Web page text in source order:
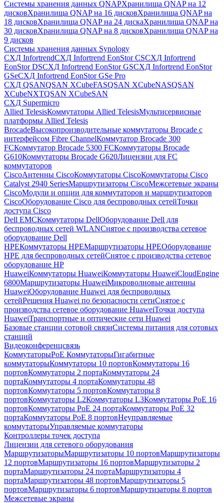
Системы хранения данных QNAPХранилища QNAP на 12
дисковХранилища QNAP на 16 дисковХранилища QNAP на
18 дисковХранилища QNAP на 24 дискаХранилища QNAP на
30 дисковХранилища QNAP на 8 дисковХранилища QNAP на
9 дисков
Системы хранения данных Synology
СХД InfortrendСХД Infortrend EonStor CSСХД Infortrend
EonStor DSСХД Infortrend EonStor GSСХД Infortrend EonStor
GSeСХД Infortrend EonStor GSe Pro
СХД QSANQSAN XCubeFASQSAN XCubeNASQSAN
XCubeNXTQSAN XCubeSAN
СХД Supermicro
Allied TelesisКоммутаторы Allied TelesisМультисервисные
платформы Allied Telesis
BrocadeВысокопроизводительные коммутаторы Brocade с
интерфейсом Fibre ChannelКоммутатор Brocade 300
FCКоммутатор Brocade 5300 FCКоммутаторы Brocade
G610Коммутаторы Brocade G620Лицензии для FC
коммутаторов
CiscoАнтенны CiscoКоммутаторы CiscoКоммутаторы Cisco
Catalyst 2940 SeriesМаршрутизаторы CiscoМежсетевые экраны
CiscoМодули и опции для коммутаторов и маршрутизаторов
CiscoОборудование Cisco для беспроводных сетейТочки
доступа Cisco
Dell EMCКоммутаторы DellОборудование Dell для
беспроводных сетей WLANСнятое с производства сетевое
оборудование Dell
HPEКоммутаторы HPEМаршрутизаторы HPEОборудование
HPE для беспроводных сетейСнятое с производства сетевое
оборудование HP
HuaweiКоммутаторы HuaweiКоммутаторы HuaweiCloudEngine
6800Маршрутизаторы HuaweiМикроволновые антенны
HuaweiОборудование Huawei для беспроводных
сетейРешения Huawei по безопасности сетиСнятое с
производства сетевое оборудование HuaweiТочки доступа
HuaweiТранспортные и оптические сети Huawei
Базовые станции сотовой связиСистемы питания для сотовых
станций
Видеоконференцсвязь
КоммутаторыPoE КоммутаторыГигабитные
коммутаторыКоммутаторы 10 портовКоммутаторы 16
портовКоммутаторы 2 портаКоммутаторы 24
портаКоммутаторы 4 портаКоммутаторы 48
портовКоммутаторы 5 портовКоммутаторы 8
портовКоммутаторы L2Коммутаторы L3Коммутаторы PoE 16
портовКоммутаторы PoE 24 портаКоммутаторы PoE 32
портаКоммутаторы PoE 8 портовНеуправляемые
коммутаторыУправляемые коммутаторы
Контроллеры точек доступа
Лицензии для сетевого оборудования
МаршрутизаторыМаршрутизаторы 10 портовМаршрутизаторы
12 портовМаршрутизаторы 16 портовМаршрутизаторы 2
портаМаршрутизаторы 24 портаМаршрутизаторы 4
портаМаршрутизаторы 48 портовМаршрутизаторы 5
портовМаршрутизаторы 6 портовМаршрутизаторы 8 портов
Межсетевые экраны